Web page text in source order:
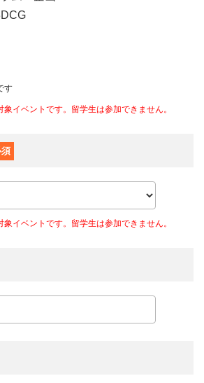
す
イベントです。留学生は参加できません。
須
イベントです。留学生は参加できません。